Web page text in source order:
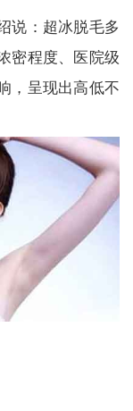
：超冰脱毛多
密程度、医院级
，呈现出高低不